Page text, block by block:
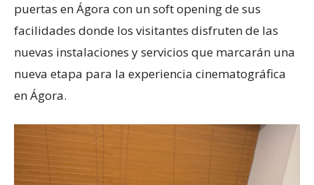
puertas en Ágora con un soft opening de sus
facilidades donde los visitantes disfruten de las
nuevas instalaciones y servicios que marcarán una
nueva etapa para la experiencia cinematográfica
en Ágora.